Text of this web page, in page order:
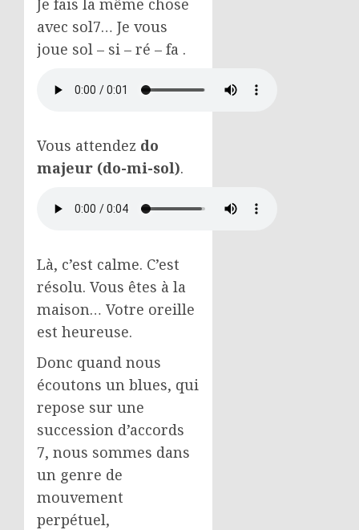
avec sol7… Je vous
joue sol – si – ré – fa .
Vous attendez do
majeur (do-mi-sol).
Là, c’est calme. C’est
résolu. Vous êtes à la
maison… Votre oreille
est heureuse.
Donc quand nous
écoutons un blues, qui
repose sur une
succession d’accords
7, nous sommes dans
un genre de
mouvement
perpétuel,